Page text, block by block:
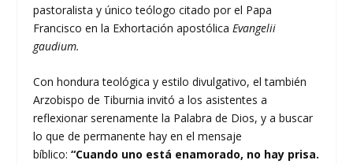
pastoralista y único teólogo citado por el Papa
Francisco en la Exhortación apostólica Evangelii
gaudium.
Con hondura teológica y estilo divulgativo, el también
Arzobispo de Tiburnia invitó a los asistentes a
reflexionar serenamente la Palabra de Dios, y a buscar
lo que de permanente hay en el mensaje
bíblico:“Cuando uno está enamorado, no hay prisa.